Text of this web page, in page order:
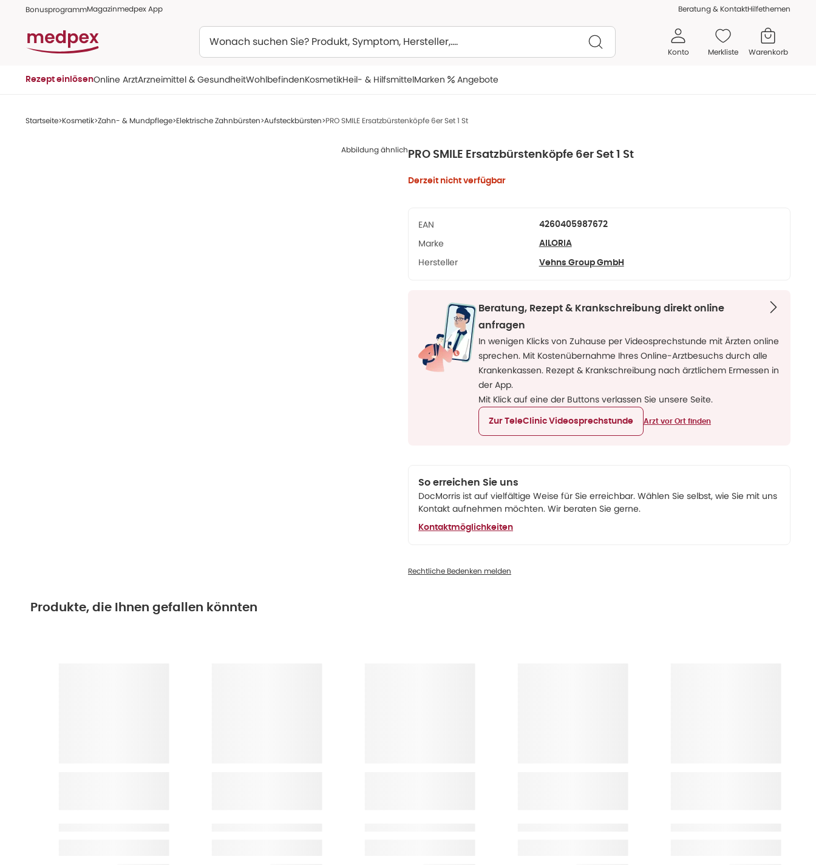
BonusprogrammMagazinmedpex App Beratung & KontaktHilfethemen
Konto Merkliste Warenkorb
Rezept einlösenOnline ArztArzneimittel & GesundheitWohlbefindenKosmetikHeil- & HilfsmittelMarken Angebote
Startseite Kosmetik Zahn- & Mundpflege Elektrische Zahnbürsten Aufsteckbürsten PRO SMILE Ersatzbürstenköpfe 6er Set 1 St
Abbildung ähnlich PRO SMILE Ersatzbürstenköpfe 6er Set 1 St
Derzeit nicht verfügbar
EAN 4260405987672
Marke AILORIA
Hersteller Vehns Group GmbH
Beratung, Rezept & Krankschreibung direkt online
anfragen
In wenigen Klicks von Zuhause per Videosprechstunde mit Ärzten online
sprechen. Mit Kostenübernahme Ihres Online-Arztbesuchs durch alle
Krankenkassen. Rezept & Krankschreibung nach ärztlichem Ermessen in
der App.
Mit Klick auf eine der Buttons verlassen Sie unsere Seite.
Zur TeleClinic Videosprechstunde Arzt vor Ort finden
So erreichen Sie uns
DocMorris ist auf vielfältige Weise für Sie erreichbar. Wählen Sie selbst, wie Sie mit uns
Kontakt aufnehmen möchten. Wir beraten Sie gerne.
Kontaktmöglichkeiten
Rechtliche Bedenken melden
Produkte, die Ihnen gefallen könnten